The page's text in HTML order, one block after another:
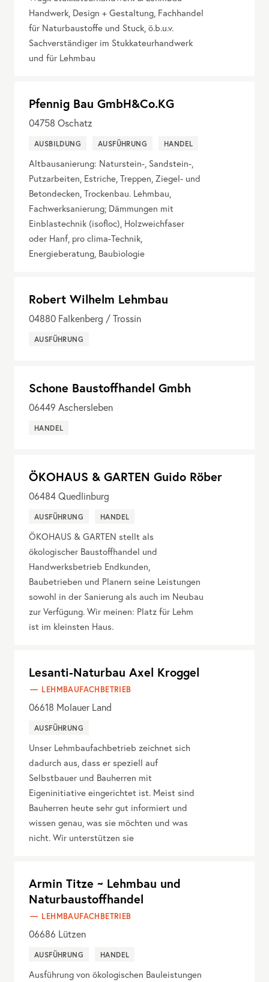
Handwerk, Design + Gestaltung, Fachhandel
für Naturbaustoffe und Stuck, ö.b.u.v.
Sachverständiger im Stukkateurhandwerk
und für Lehmbau
Pfennig Bau GmbH&Co.KG
04758 Oschatz
AUSBILDUNG AUSFÜHRUNG HANDEL
Altbausanierung: Naturstein-, Sandstein-,
Putzarbeiten, Estriche, Treppen, Ziegel- und
Betondecken, Trockenbau. Lehmbau,
Fachwerksanierung; Dämmungen mit
Einblastechnik (isofloc), Holzweichfaser
oder Hanf, pro clima-Technik,
Energieberatung, Baubiologie
Robert Wilhelm Lehmbau
04880 Falkenberg / Trossin
AUSFÜHRUNG
Schone Baustoffhandel Gmbh
06449 Aschersleben
HANDEL
ÖKOHAUS & GARTEN Guido Röber
06484Quedlinburg
AUSFÜHRUNG HANDEL
ÖKOHAUS & GARTEN stellt als
ökologischer Baustoffhandel und
Handwerksbetrieb Endkunden,
Baubetrieben und Planern seine Leistungen
sowohl in der Sanierung als auch im Neubau
zur Verfügung. Wir meinen: Platz für Lehm
ist im kleinsten Haus.
Lesanti-Naturbau Axel Kroggel
LEHMBAUFACHBETRIEB
06618 Molauer Land
AUSFÜHRUNG
Unser Lehmbaufachbetrieb zeichnet sich
dadurch aus, dass er speziell auf
Selbstbauer und Bauherren mit
Eigeninitiative eingerichtet ist. Meist sind
Bauherren heute sehr gut informiert und
wissen genau, was sie möchten und was
nicht. Wir unterstützen sie
Armin Titze ~ Lehmbau und
Naturbaustoffhandel
LEHMBAUFACHBETRIEB
06686 Lützen
AUSFÜHRUNG HANDEL
Ausführung von ökologischen Bauleistungen